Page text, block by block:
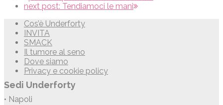
next post: Tendiamoci le mani
Cos’è Underforty
INVITA
SMACK
Il tumore al seno
Dove siamo
Privacy e cookie policy
Sedi Underforty
• Napoli